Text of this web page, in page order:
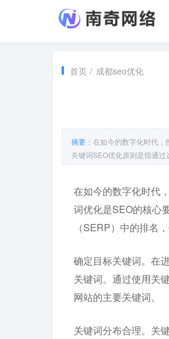
首页 / 成都seo优化
摘要： 在如今的数字化时代，
关键词SEO优化原则是指通
在如今的数字化时代
词优化是SEO的核心
（SERP）中的排名
确定目标关键词。在
关键词。通过使用关
网站的主要关键词。
关键词分布合理。关